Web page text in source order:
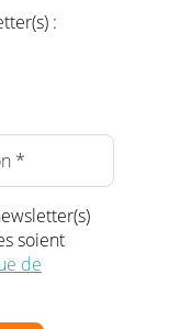
:
soient
de